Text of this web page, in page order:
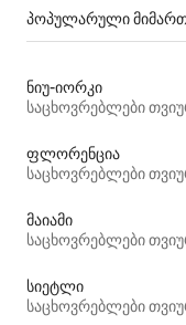
პოპულარული
ნიუ-იორკი
საცხოვრებლები
ფლორენცია
საცხოვრებლები
მაიამი
საცხოვრებლები
სიეტლი
საცხოვრებლები